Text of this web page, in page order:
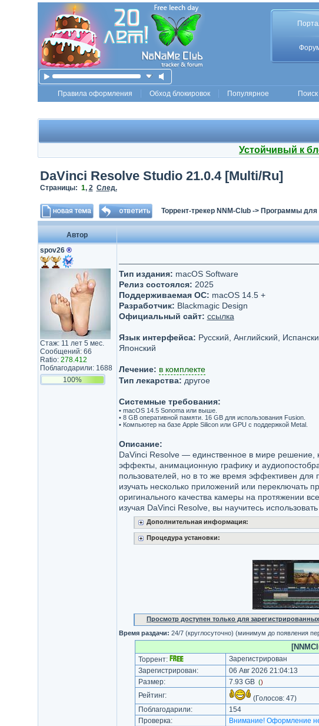
Правила оформления Обход блокировок Популярное Поиск
Устойчивый к
DaVinci Resolve Studio 21.0.4 [Multi/Ru]
Страницы: 1, 2 След.
Торрент-трекер NNM-Club-> Программы для
Автор
spov26 ®
Стаж: 11 лет 5 мес.
Сообщений: 66
Ratio: 278.412
Поблагодарили: 1688
100%
Тип издания: macOS Software
Релиз состоялся: 2025
Поддерживаемая ОС: macOS 14.5 +
Разработчик: Blackmagic Design
Официальный сайт: ссылка
Язык интерфейса: Русский, Английский,
Японский
Лечение: в комплекте
Тип лекарства: другое
Системные требования:
• macOS 14.5 Sonoma или выше.
• 8 GB оперативной памяти. 16 GB для использования Fusion.
• Компьютер на базе Apple Silicon или GPU с поддержкой Metal.
Описание:
DaVinci Resolve — единственное в мире решение,
эффекты, анимационную графику и
пользователей, но в то же время эффективен для
изучать несколько приложений или переключать
оригинального качества камеры на протяжении
изучая DaVinci Resolve, вы научитесь
Дополнительная информация:
Процедура установки:
Просмотр доступен только для
Время раздачи: 24/7 (круглосуточно) (минимум до появления
Торрент:
Зарегистрирован
Зарегистрирован:
06 Авг 2026 21:04:13
Размер:
7.93 GB ()
Рейтинг: (Голосов: 47)
Поблагодарили:
154
Проверка:
Внимание! Оформление